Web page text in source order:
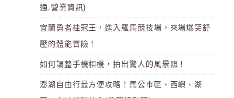
通.營業資訊)
宜蘭勇者桂冠王，進入羅馬競技場，來場爆笑舒
壓的體能冒險！
如何調整手機相機，拍出驚人的風景照！
澎湖自由行最方便攻略！馬公市區、西嶼、湖